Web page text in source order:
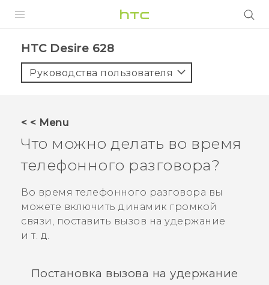
5G
VIVERSE
ПОДДЕРЖКА
HTC Desire 628‎
Руководства пользователя
< < Menu
Что можно делать во время
телефонного разговора?
Во время телефонного разговора вы
можете включить динамик громкой
связи, поставить вызов на удержание
и т. д.
Постановка вызова на удержание